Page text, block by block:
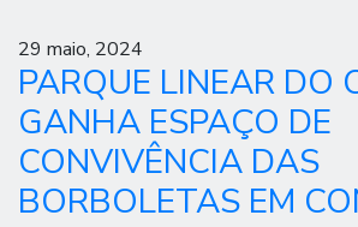
29 maio, 2024
PARQUE LINEAR DO
GANHA ESPAÇO DE
CONVIVÊNCIA DAS
BORBOLETAS EM